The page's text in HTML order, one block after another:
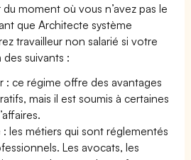
moment où vous n’avez pas le
que Architecte système
travailleur non salarié si votre
des suivants :
ce régime offre des avantages
mais il est soumis à certaines
les métiers qui sont réglementés
Les avocats, les